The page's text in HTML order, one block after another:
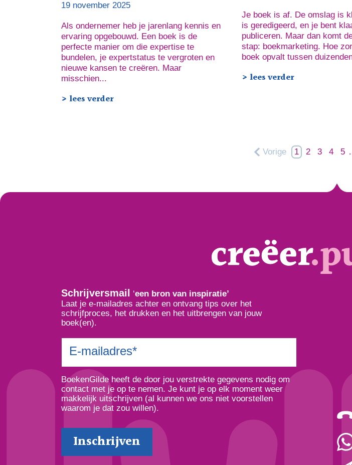
19 november 2025
Als ondernemer heb je jarenlang kennis en
ervaring opgebouwd. Een boek is de
perfecte manier om die expertise te
bundelen, je expertstatus te vergroten en
nieuwe kansen te creëren. Maar
misschien...
> lees verder
Je boek is af. De omslag is
is geredigeerd, en je bent
publiceren. Maar dan komt
stap: boekmarketing. Hoe
boek opvalt tussen
> lees verder
Vorige 1 2 3 4 5
Schrijversmail ‘een bron van inspiratie’
Laat je e-mailadres achter en ontvang tips over het
schrijfproces, het drukken en het uitbrengen van jouw
boek(en).
BoekenGilde heeft de door jou verstrekte gegevens nodig om
contact met je op te nemen. Je kunt je op elk moment weer
makkelijk uitschrijven (al kunnen we ons niet voorstellen
waarom je dat zou willen).